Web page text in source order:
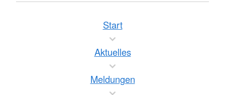
Start
Aktuelles
Meldungen